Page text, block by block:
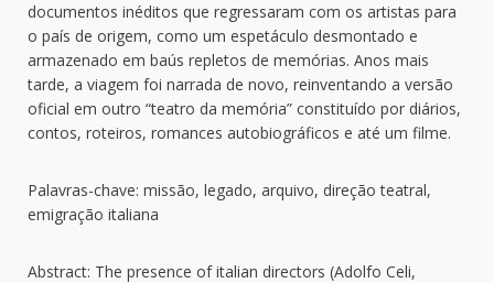
documentos inéditos que regressaram com os artistas para
o país de origem, como um espetáculo desmontado e
armazenado em baús repletos de memórias. Anos mais
tarde, a viagem foi narrada de novo, reinventando a versão
oficial em outro “teatro da memória” constituído por diários,
contos, roteiros, romances autobiográficos e até um filme.
Palavras-chave: missão, legado, arquivo, direção teatral,
emigração italiana
Abstract: The presence of italian directors (Adolfo Celi,